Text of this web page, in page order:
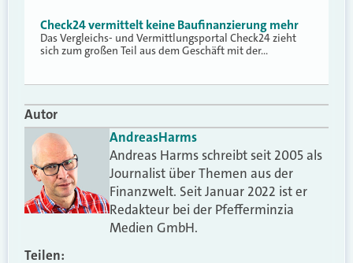
Check24 vermittelt keine Baufinanzierung mehr
Das Vergleichs- und Vermittlungsportal Check24 zieht
sich zum großen Teil aus dem Geschäft mit der…
Autor
AndreasHarms
Andreas Harms schreibt seit 2005 als
Journalist über Themen aus der
Finanzwelt. Seit Januar 2022 ist er
Redakteur bei der Pfefferminzia
Medien GmbH.
Teilen: